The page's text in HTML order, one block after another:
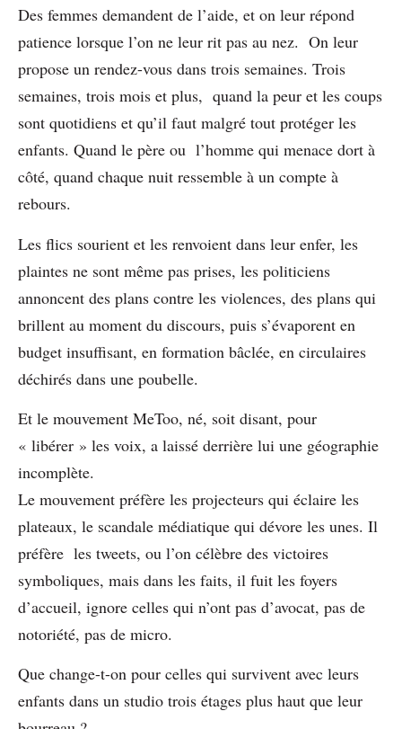
Des femmes demandent de l’aide, et on leur répond
patience lorsque l’on ne leur rit pas au nez. On leur
propose un rendez-vous dans trois semaines. Trois
semaines, trois mois et plus, quand la peur et les coups
sont quotidiens et qu’il faut malgré tout protéger les
enfants. Quand le père ou l’homme qui menace dort à
côté, quand chaque nuit ressemble à un compte à
rebours.
Les flics sourient et les renvoient dans leur enfer, les
plaintes ne sont même pas prises, les politiciens
annoncent des plans contre les violences, des plans qui
brillent au moment du discours, puis s’évaporent en
budget insuffisant, en formation bâclée, en circulaires
déchirés dans une poubelle.
Et le mouvement MeToo, né, soit disant, pour
« libérer » les voix, a laissé derrière lui une géographie
incomplète.
Le mouvement préfère les projecteurs qui éclaire les
plateaux, le scandale médiatique qui dévore les unes. Il
préfère les tweets, ou l’on célèbre des victoires
symboliques, mais dans les faits, il fuit les foyers
d’accueil, ignore celles qui n’ont pas d’avocat, pas de
notoriété, pas de micro.
Que change-t-on pour celles qui survivent avec leurs
enfants dans un studio trois étages plus haut que leur